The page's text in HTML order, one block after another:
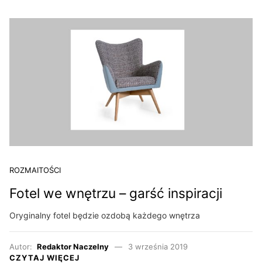
ROZMAITOŚCI
Fotel we wnętrzu – garść inspiracji
Oryginalny fotel będzie ozdobą każdego wnętrza
Autor: Redaktor Naczelny
3 września 2019
CZYTAJ WIĘCEJ